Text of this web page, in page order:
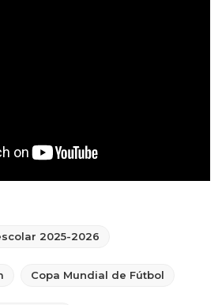
2025-2026
Copa Mundial de Fútbol